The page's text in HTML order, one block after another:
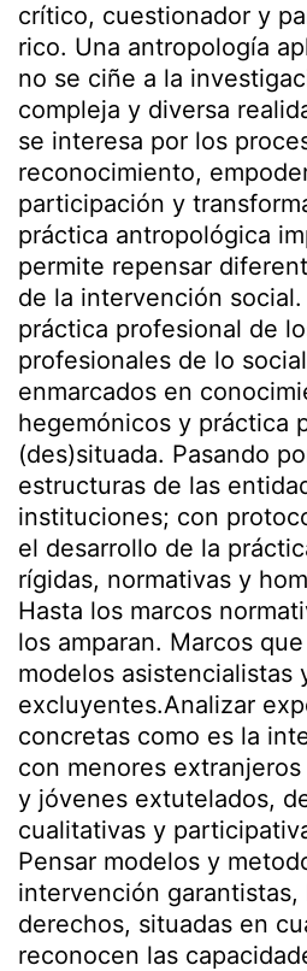
crítico, cuestionador y
rico. Una antropología
no se ciñe a la
compleja y diversa
se interesa por los
reconocimiento,
participación y
práctica antropológica
permite repensar
de la intervención
práctica profesional de
profesionales de lo
enmarcados en
hegemónicos y práctica
(des)situada. Pasando
estructuras de las
instituciones; con
el desarrollo de la
rígidas, normativas y
Hasta los marcos
los amparan. Marcos
modelos asistencialistas
excluyentes.Analizar
concretas como es la
con menores
y jóvenes extutelados,
cualitativas y
Pensar modelos y
intervención garantistas,
derechos, situadas en
reconocen las